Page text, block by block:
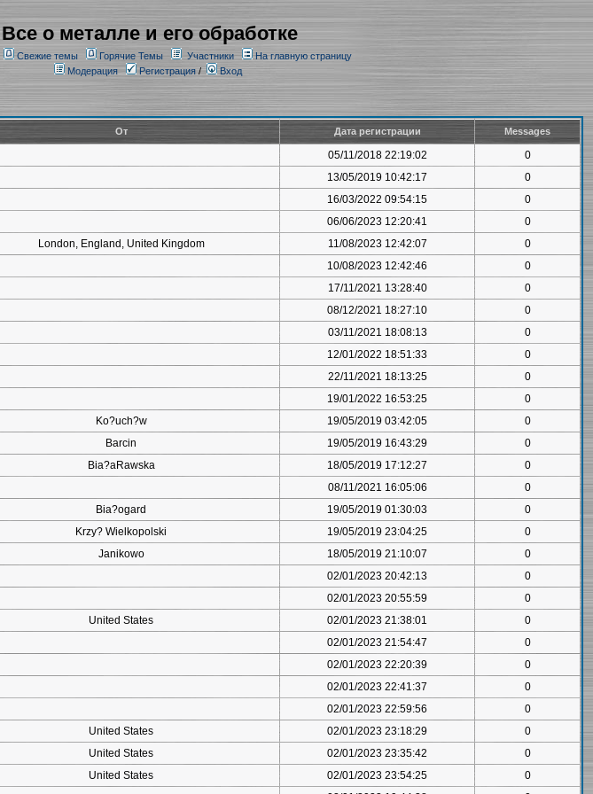
Все о металле и его обработке
Свежие темы Горячие Темы Участники
На главную страницу
Модерация
Регистрация/ Вход
От Дата регистрации Messages
05/11/2018 22:19:02
0
13/05/2019 10:42:17
0
16/03/2022 09:54:15
0
06/06/2023 12:20:41
0
London, England, United Kingdom 11/08/2023 12:42:07
0
10/08/2023 12:42:46
0
17/11/2021 13:28:40
0
08/12/2021 18:27:10
0
03/11/2021 18:08:13
0
12/01/2022 18:51:33
0
22/11/2021 18:13:25
0
19/01/2022 16:53:25
0
Ko?uch?w 19/05/2019 03:42:05
0
Barcin 19/05/2019 16:43:29
0
Bia?aRawska 18/05/2019 17:12:27
0
08/11/2021 16:05:06
0
Bia?ogard 19/05/2019 01:30:03
0
Krzy? Wielkopolski 19/05/2019 23:04:25
0
Janikowo 18/05/2019 21:10:07
0
02/01/2023 20:42:13
0
02/01/2023 20:55:59
0
United States 02/01/2023 21:38:01
0
02/01/2023 21:54:47
0
02/01/2023 22:20:39
0
02/01/2023 22:41:37
0
02/01/2023 22:59:56
0
United States 02/01/2023 23:18:29
0
United States 02/01/2023 23:35:42
0
United States 02/01/2023 23:54:25
0